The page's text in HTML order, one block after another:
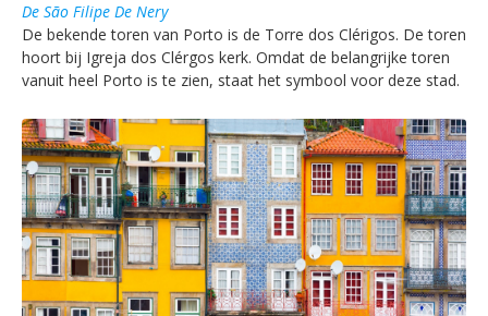
De São Filipe De Nery
De bekende toren van Porto is de Torre dos Clérigos. De toren
hoort bij Igreja dos Clérgos kerk. Omdat de belangrijke toren
vanuit heel Porto is te zien, staat het symbool voor deze stad.